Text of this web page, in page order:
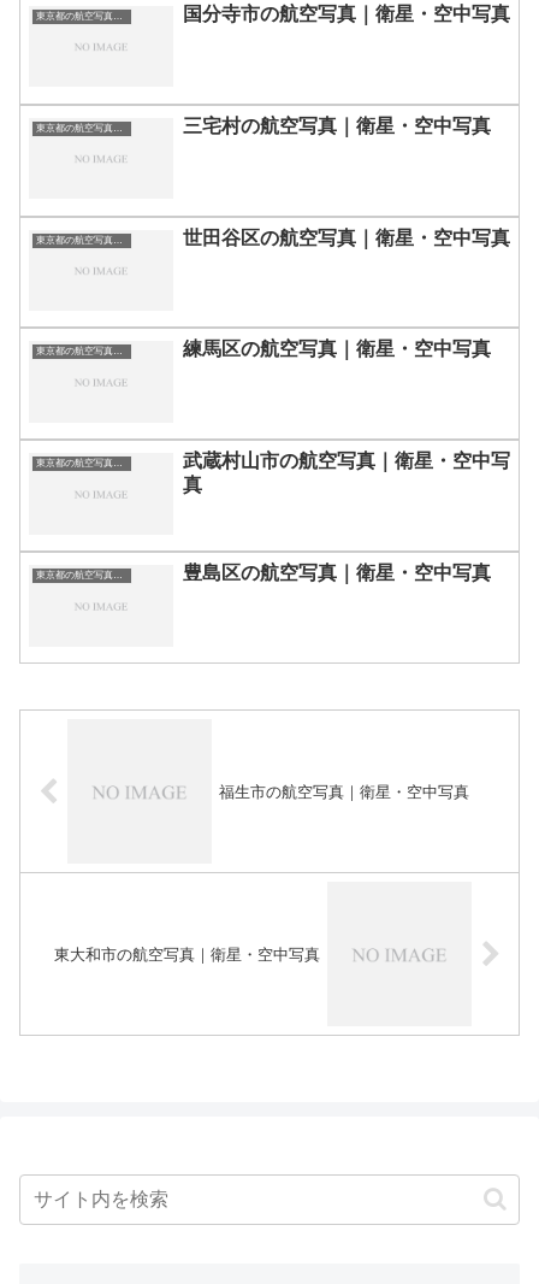
国分寺市の航空写真｜衛星・空中写真
三宅村の航空写真｜衛星・空中写真
世田谷区の航空写真｜衛星・空中写真
東京都の航空写真・空中写真 練馬区の航空写真｜衛星・空中写真
東京都の航空写真・空中写真
武蔵村山市の航空写真｜衛星・空中写
真
東京都の航空写真・空中写真 豊島区の航空写真｜衛星・空中写真
福生市の航空写真｜衛星・空中写真
東大和市の航空写真｜衛星・空中写真